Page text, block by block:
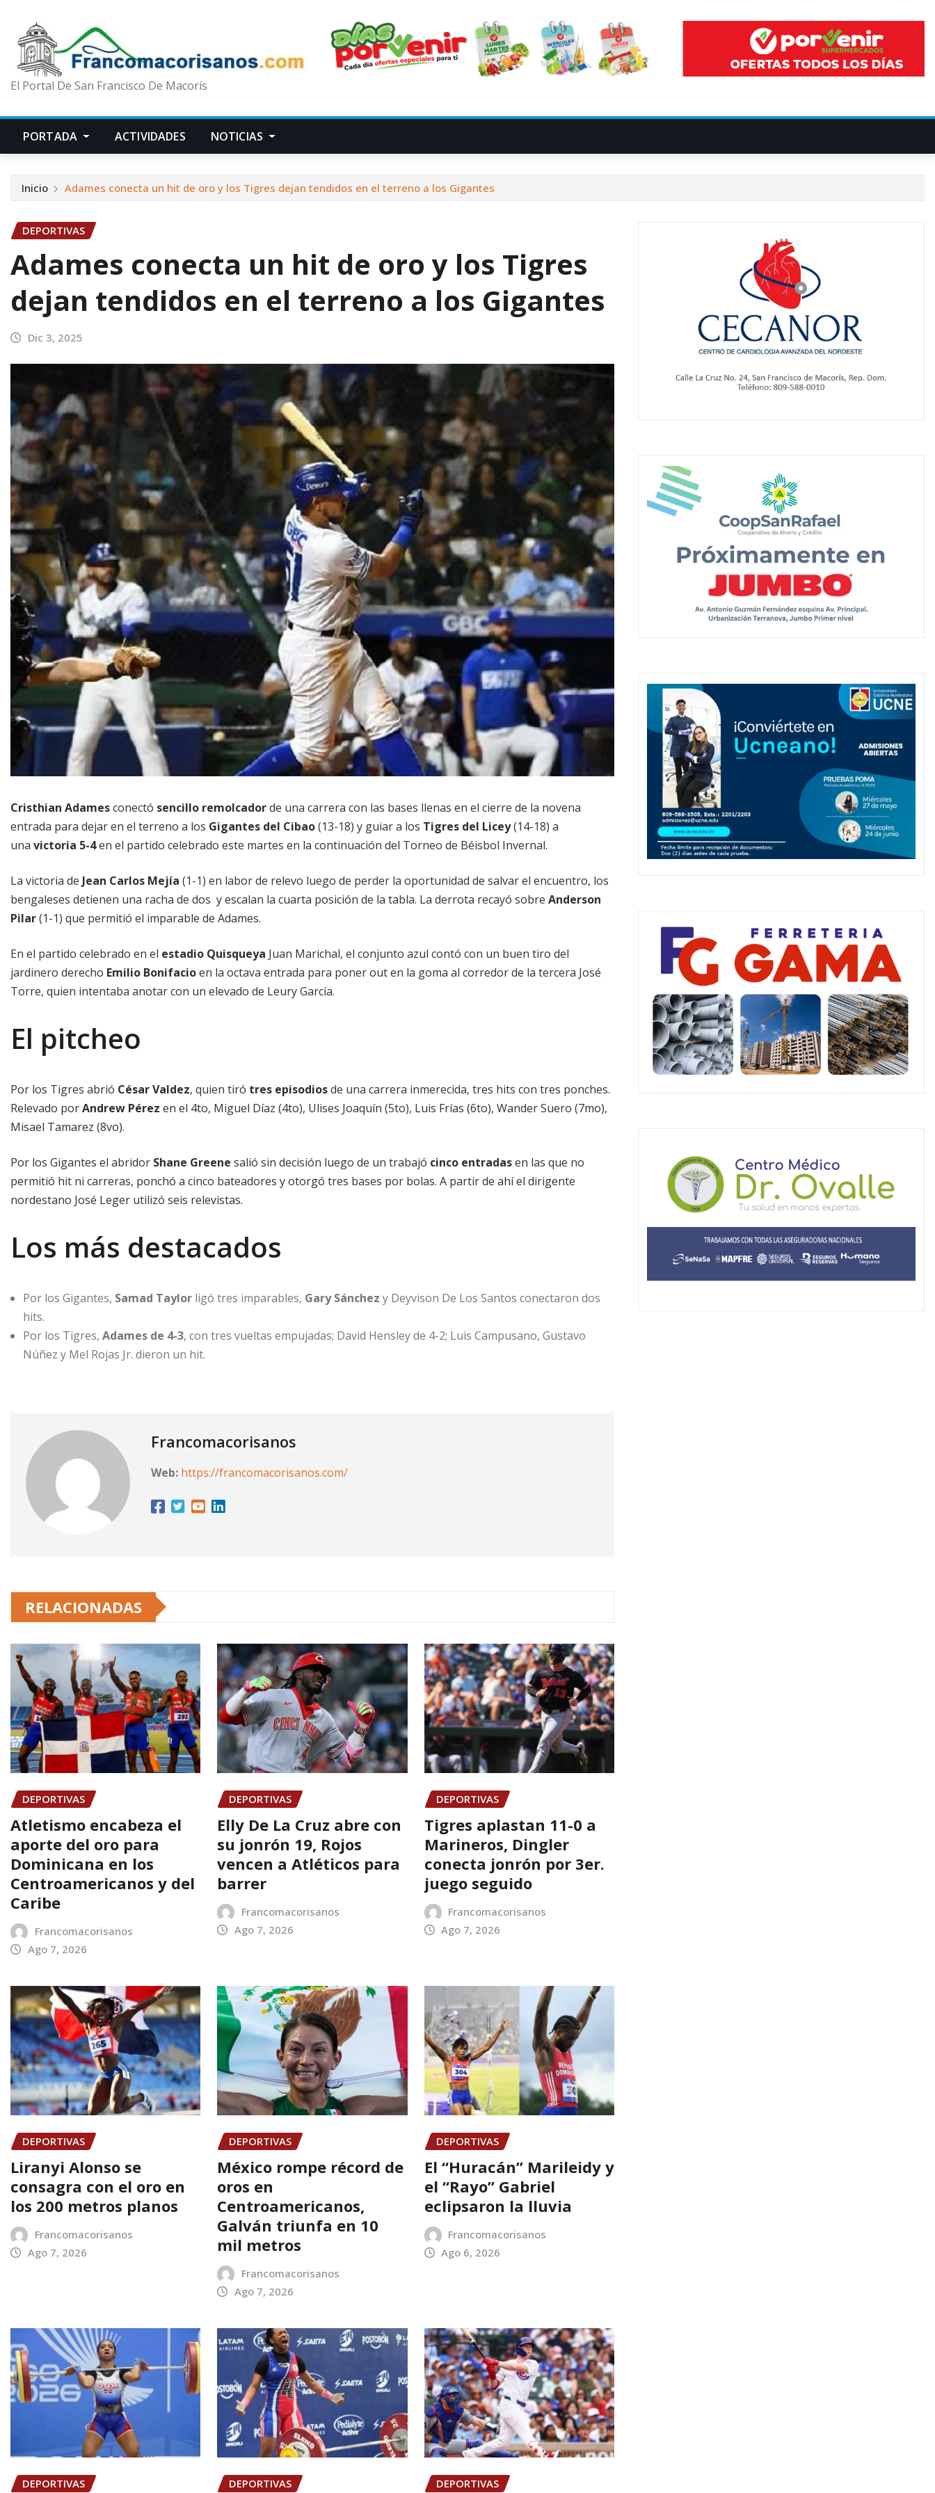
El Portal De San Francisco De Macorís
PORTADA ACTIVIDADES NOTICIAS
Inicio Adames conecta un hit de oro y los Tigres dejan tendidos en el terreno a los Gigantes
DEPORTIVAS
Adames conecta un hit de oro y los Tigres
dejan tendidos en el terreno a los Gigantes
Dic 3, 2025
Cristhian Adamesconectó sencillo remolcadorde una carrera con las bases llenas en el cierre de la novena
entrada para dejar en el terreno a los Gigantes del Cibao(13-18) y guiar a los Tigres del Licey(14-18) a
una victoria 5-4en el partido celebrado este martes en la continuación del Torneo de Béisbol Invernal.
La victoria de Jean Carlos Mejía (1-1) en labor de relevo luego de perder la oportunidad de salvar el encuentro, los
bengaleses detienen una racha de dos y escalan la cuarta posición de la tabla. La derrota recayó sobre Anderson
Pilar(1-1) que permitió el imparable de Adames.
En el partido celebrado en el estadio Quisqueya Juan Marichal, el conjunto azul contó con un buen tiro del
jardinero derecho Emilio Bonifacioen la octava entrada para poner out en la goma al corredor de la tercera José
Torre, quien intentaba anotar con un elevado de Leury García.
El pitcheo
Por los Tigres abrió César Valdez, quien tiró tres episodiosde una carrera inmerecida, tres hits con tres ponches.
Relevado porAndrew Pérez en el 4to, Miguel Díaz (4to), Ulises Joaquín (5to), Luis Frías (6to), Wander Suero (7mo),
Misael Tamarez (8vo).
Por los Gigantes el abridor Shane Greene salió sin decisión luego de un trabajó cinco entradasen las que no
permitió hit ni carreras, ponchó a cinco bateadores y otorgó tres bases por bolas. A partir de ahí el dirigente
nordestano José Leger utilizó seis relevistas.
Los más destacados
Por los Gigantes, Samad Taylor ligó tres imparables, Gary Sánchez y Deyvison De Los Santos conectaron dos
hits.
Por los Tigres, Adames de 4-3, con tres vueltas empujadas; David Hensley de 4-2; Luis Campusano, Gustavo
Núñez y Mel Rojas Jr. dieron un hit.
Francomacorisanos
Web: https://francomacorisanos.com/
RELACIONADAS
DEPORTIVAS
Atletismo encabeza el
aporte del oro para
Dominicana en los
Centroamericanos y del
Caribe
Francomacorisanos
Ago 7, 2026
DEPORTIVAS
Elly De La Cruz abre con
su jonrón 19, Rojos
vencen a Atléticos para
barrer
Francomacorisanos
Ago 7, 2026
DEPORTIVAS
Tigres aplastan 11-0 a
Marineros, Dingler
conecta jonrón por 3er.
juego seguido
Francomacorisanos
Ago 7, 2026
DEPORTIVAS
Liranyi Alonso se
consagra con el oro en
los 200 metros planos
Francomacorisanos
Ago 7, 2026
DEPORTIVAS
México rompe récord de
oros en
Centroamericanos,
Galván triunfa en 10
mil metros
Francomacorisanos
Ago 7, 2026
DEPORTIVAS
El “Huracán” Marileidy y
el “Rayo” Gabriel
eclipsaron la lluvia
Francomacorisanos
Ago 6, 2026
DEPORTIVAS DEPORTIVAS DEPORTIVAS